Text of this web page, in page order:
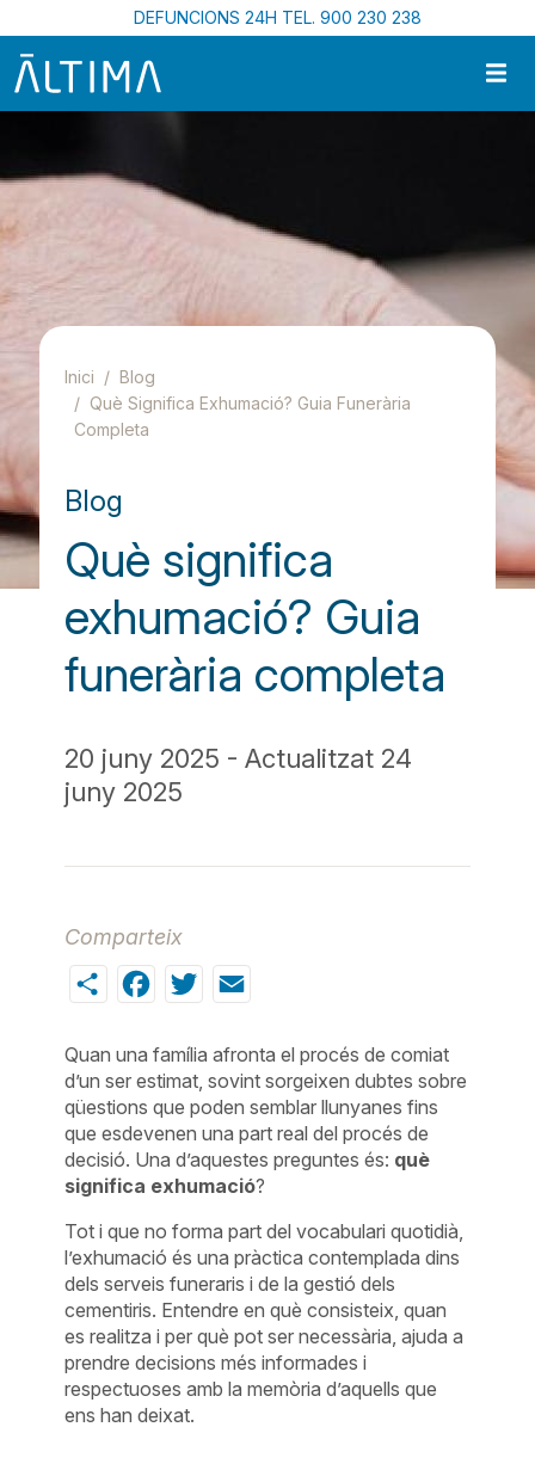
Vés al contingut
DEFUNCIONS 24H TEL. 900 230 238
Inici
Blog
Què Significa Exhumació? Guia Funerària
Completa
Blog
Què significa
exhumació? Guia
funerària completa
20 juny 2025 - Actualitzat 24
juny 2025
Comparteix
ShareFacebook
Twitter
Quan una família afronta el procés de comiat
d’un ser estimat, sovint sorgeixen dubtes sobre
qüestions que poden semblar llunyanes fins
que esdevenen una part real del procés de
decisió. Una d’aquestes preguntes és: què
significa exhumació?
Tot i que no forma part del vocabulari quotidià,
l’exhumació és una pràctica contemplada dins
dels serveis funeraris i de la gestió dels
cementiris. Entendre en què consisteix, quan
es realitza i per què pot ser necessària, ajuda a
prendre decisions més informades i
respectuoses amb la memòria d’aquells que
ens han deixat.